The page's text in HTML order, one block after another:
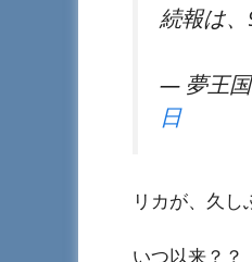
続報は、
— 夢王国
日
リカが、久
いつ以来？？